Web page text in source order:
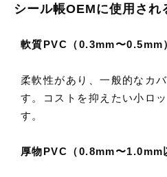
シール帳OEMに使用され
軟質PVC（0.3mm〜0.5mm
柔軟性があり、一般的なカ
す。コストを抑えたい小ロ
す。
厚物PVC（0.8mm〜1.0mm